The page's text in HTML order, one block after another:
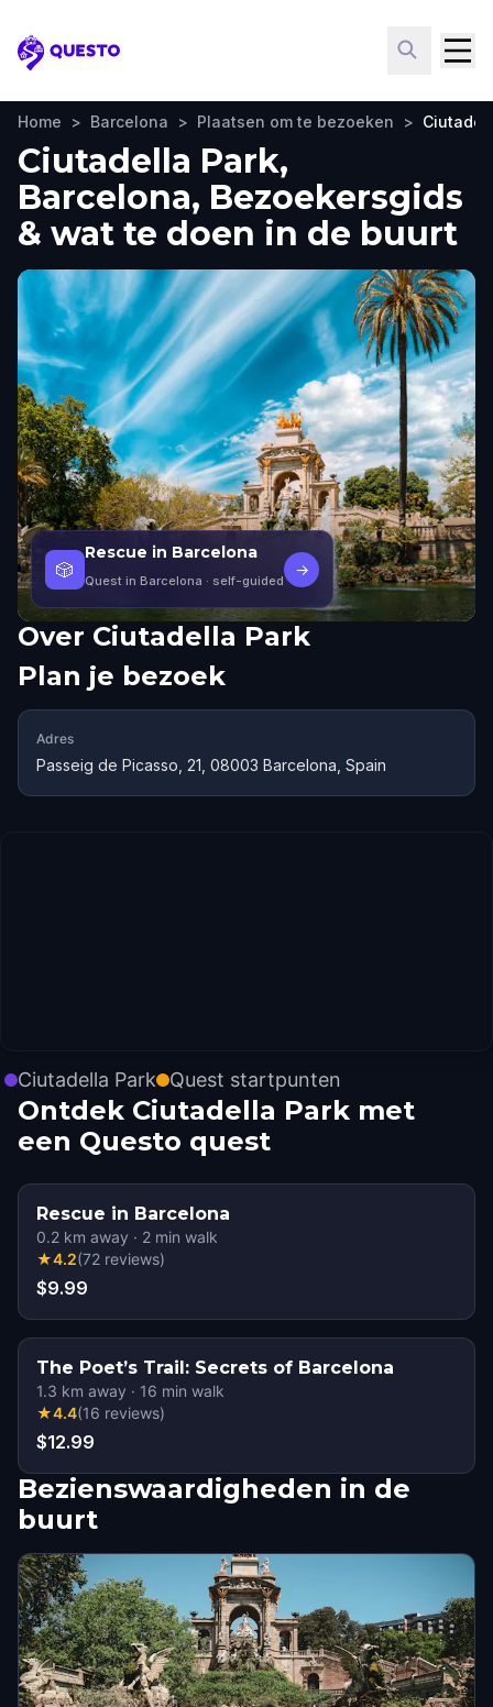
Questo
Home > Barcelona > Plaatsen om te bezoeken >
Ciutadella Park,
Barcelona, Bezoekersgids
& wat te doen in de buurt
🎲
Rescue in Barcelona
Quest in Barcelona · self-guided
→
Over Ciutadella Park
Plan je bezoek
Adres
Passeig de Picasso, 21, 08003 Barcelona, Spain
Ciutadella Park Quest startpunten
Ontdek Ciutadella Park met
een Questo quest
Rescue in Barcelona
0.2 km away · 2 min walk
★4.2(72 reviews)
$9.99
The Poet’s Trail: Secrets of Barcelona
1.3 km away · 16 min walk
★4.4(16 reviews)
$12.99
Bezienswaardigheden in de
buurt